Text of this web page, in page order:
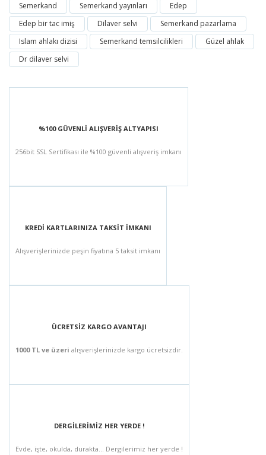
Semerkand
Semerkand yayınları
Edep
Edep bir tac imiş
Dilaver selvi
Semerkand pazarlama
Islam ahlakı dizisi
Semerkand temsilcilikleri
Güzel ahlak
Dr dilaver selvi
%100 GÜVENLİ ALIŞVERİŞ ALTYAPISI
256bit SSL Sertifikası ile %100 güvenli alışveriş imkanı
KREDİ KARTLARINIZA TAKSİT İMKANI
Alışverişlerinizde peşin fiyatına 5 taksit imkanı
ÜCRETSİZ KARGO AVANTAJI
1000 TL ve üzeri alışverişlerinizde kargo ücretsizdir.
DERGİLERİMİZ HER YERDE !
Evde, işte, okulda, durakta... Dergilerimiz her yerde !